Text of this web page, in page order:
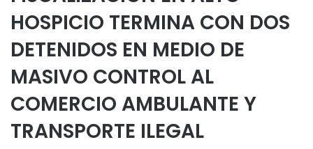
HOSPICIO TERMINA CON DOS
DETENIDOS EN MEDIO DE
MASIVO CONTROL AL
COMERCIO AMBULANTE Y
TRANSPORTE ILEGAL